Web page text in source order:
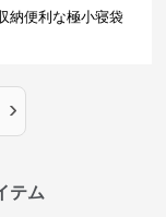
納便利な極小寝袋
›
テム